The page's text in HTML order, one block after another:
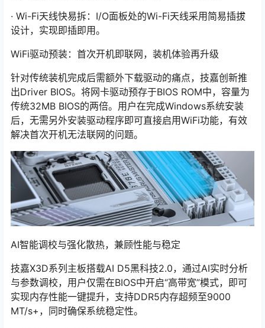
· Wi-Fi天线快易拆：I/O面板处的Wi-Fi天线采用简易插拔
设计，实现即插即用。
WiFi驱动预装：首次开机即联网，装机体验再升级
针对传统装机完成后需额外下载驱动的痛点，技嘉创新推
出Driver BIOS。将网卡驱动预存于BIOS ROM中，容量为
传统32MB BIOS的两倍。用户在完成Windows系统安装
后，无需另外安装驱动程序即可直接启用WiFi功能，有效
解决首次开机无法联网的问题。
AI智能调校与强化散热，兼顾性能与稳定
技嘉X3D系列主板搭载AI D5黑科技2.0，通过AI实时分析
与参数调校，用户仅需在BIOS中开启“高带宽”模式，即可
实现内存性能一键提升，支持DDR5内存超频至9000
MT/s+，同时确保系统稳定性。